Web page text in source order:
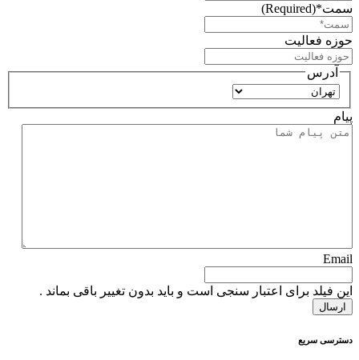
سمت*(Required)
حوزه فعالیت
آدرس
استان
پیام
Email
این فیلد برای اعتبار سنجی است و باید بدون تغییر باقی بماند .
دسترسی سریع